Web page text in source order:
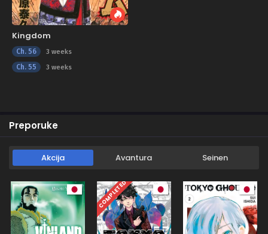
Kingdom
Ch. 56 3 weeks
Ch. 55 3 weeks
Preporuke
Akcija Avantura Seinen
COMPLETED